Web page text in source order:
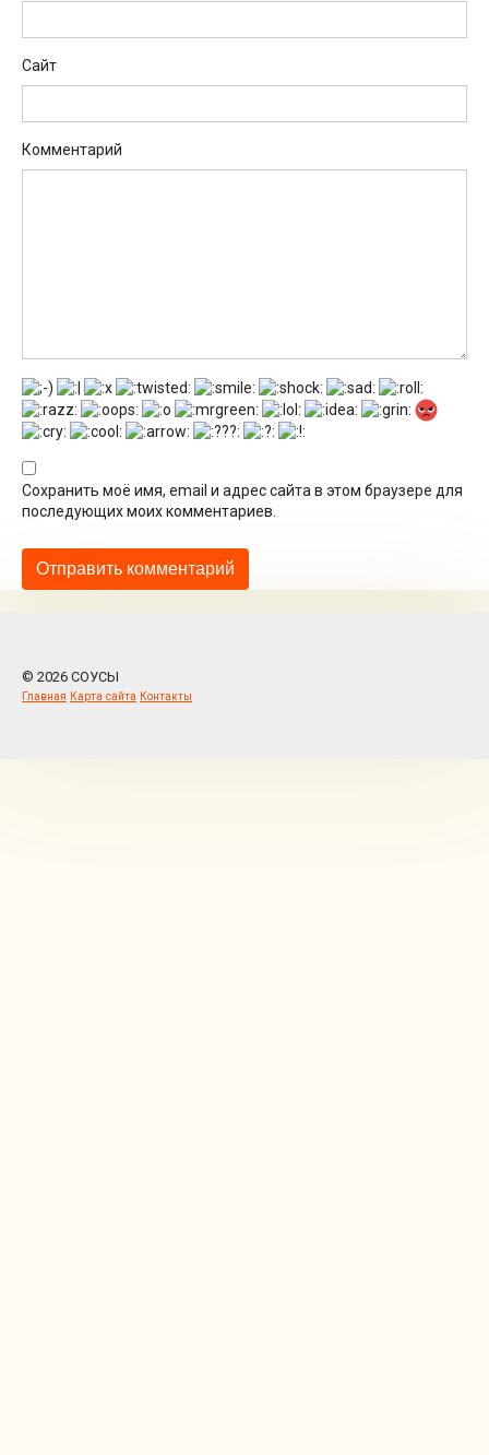
Сайт
Комментарий
Сохранить моё имя, email и адрес сайта в этом браузере для
последующих моих комментариев.
© 2026 СОУСЫ
Главная Карта сайта Контакты